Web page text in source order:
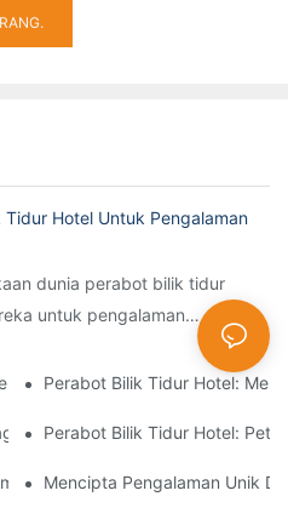
Hotel Untuk Pengalaman
dunia perabot bilik tidur
untuk pengalaman
Tilam Yang Tepat Untuk
Perabot Bilik Tidur Hotel:
Fungsi: Perabot Bilik Tidur
Perabot Bilik Tidur Hotel:
Reka Bentuk Perabot Bilik Tidur
Mencipta Pengalaman Unik